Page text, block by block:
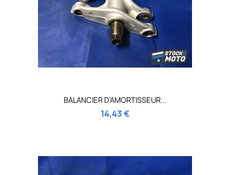
BALANCIER D'AMORTISSEUR...
14,43 €